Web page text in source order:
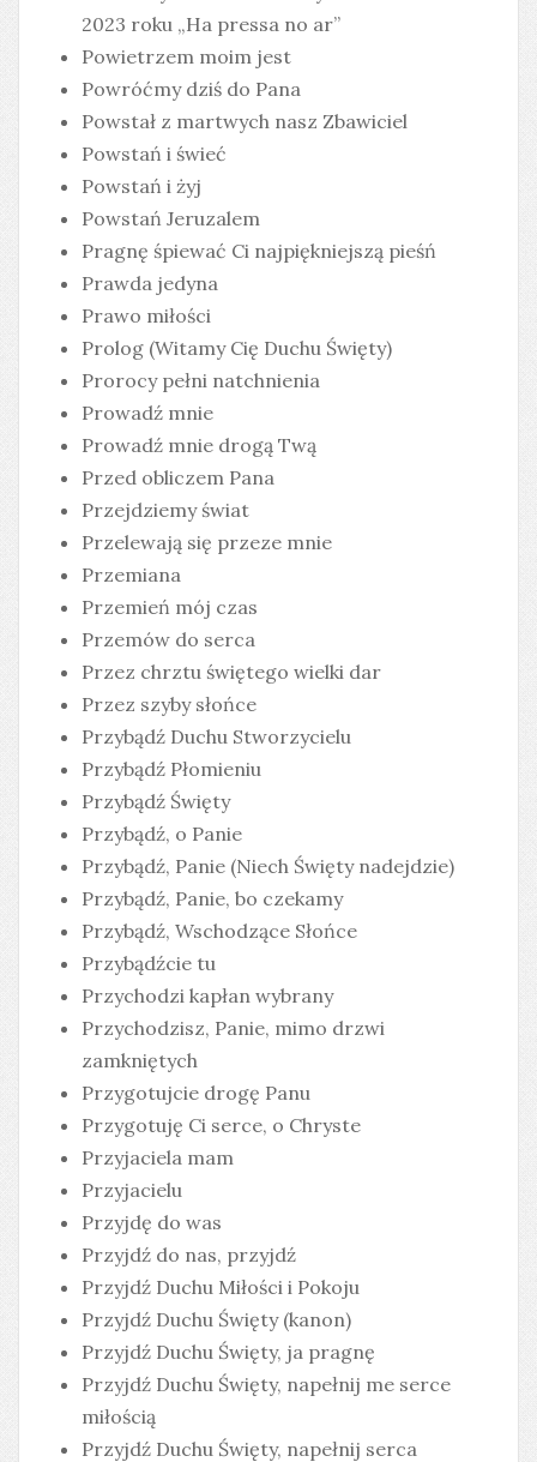
2023 roku „Ha pressa no ar”
Powietrzem moim jest
Powróćmy dziś do Pana
Powstał z martwych nasz Zbawiciel
Powstań i świeć
Powstań i żyj
Powstań Jeruzalem
Pragnę śpiewać Ci najpiękniejszą pieśń
Prawda jedyna
Prawo miłości
Prolog (Witamy Cię Duchu Święty)
Prorocy pełni natchnienia
Prowadź mnie
Prowadź mnie drogą Twą
Przed obliczem Pana
Przejdziemy świat
Przelewają się przeze mnie
Przemiana
Przemień mój czas
Przemów do serca
Przez chrztu świętego wielki dar
Przez szyby słońce
Przybądź Duchu Stworzycielu
Przybądź Płomieniu
Przybądź Święty
Przybądź, o Panie
Przybądź, Panie (Niech Święty nadejdzie)
Przybądź, Panie, bo czekamy
Przybądź, Wschodzące Słońce
Przybądźcie tu
Przychodzi kapłan wybrany
Przychodzisz, Panie, mimo drzwi
zamkniętych
Przygotujcie drogę Panu
Przygotuję Ci serce, o Chryste
Przyjaciela mam
Przyjacielu
Przyjdę do was
Przyjdź do nas, przyjdź
Przyjdź Duchu Miłości i Pokoju
Przyjdź Duchu Święty (kanon)
Przyjdź Duchu Święty, ja pragnę
Przyjdź Duchu Święty, napełnij me serce
miłością
Przyjdź Duchu Święty, napełnij serca